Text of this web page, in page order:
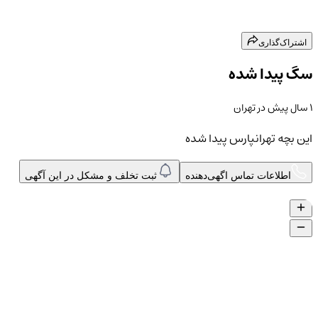
اشتراک‌گذاری
سگ پیدا شده
۱ سال پیش درتهران
این بچه تهرانپارس پیدا شده
اطلاعات تماس اگهی‌دهنده ثبت تخلف و مشکل در این آگهی